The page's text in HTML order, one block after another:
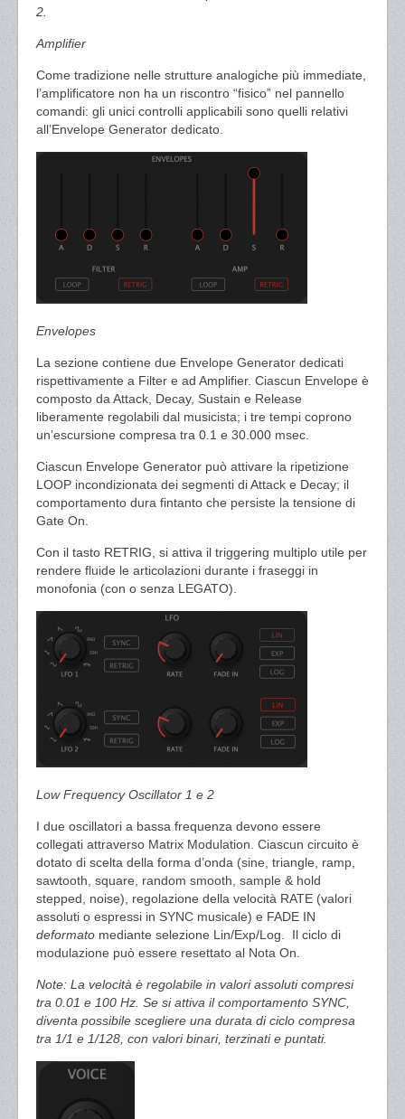
2.
Amplifier
Come tradizione nelle strutture analogiche più immediate,
l’amplificatore non ha un riscontro “fisico” nel pannello
comandi: gli unici controlli applicabili sono quelli relativi
all’Envelope Generator dedicato.
Envelopes
La sezione contiene due Envelope Generator dedicati
rispettivamente a Filter e ad Amplifier. Ciascun Envelope è
composto da Attack, Decay, Sustain e Release
liberamente regolabili dal musicista; i tre tempi coprono
un’escursione compresa tra 0.1 e 30.000 msec.
Ciascun Envelope Generator può attivare la ripetizione
LOOP incondizionata dei segmenti di Attack e Decay; il
comportamento dura fintanto che persiste la tensione di
Gate On.
Con il tasto RETRIG, si attiva il triggering multiplo utile per
rendere fluide le articolazioni durante i fraseggi in
monofonia (con o senza LEGATO).
Low Frequency Oscillator 1 e 2
I due oscillatori a bassa frequenza devono essere
collegati attraverso Matrix Modulation. Ciascun circuito è
dotato di scelta della forma d’onda (sine, triangle, ramp,
sawtooth, square, random smooth, sample & hold
stepped, noise), regolazione della velocità RATE (valori
assoluti o espressi in SYNC musicale) e FADE IN
deformato mediante selezione Lin/Exp/Log.
Il ciclo di
modulazione può essere resettato al Nota On.
Note: La velocità è regolabile in valori assoluti compresi
tra 0.01 e 100 Hz. Se si attiva il comportamento SYNC,
diventa possibile scegliere una durata di ciclo compresa
tra 1/1 e 1/128, con valori binari, terzinati e puntati.